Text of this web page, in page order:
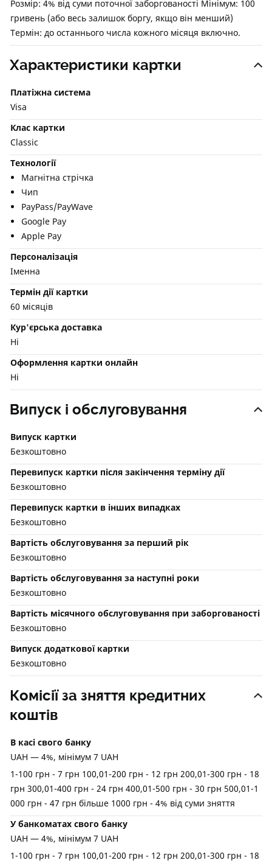
Розмір: 4% від суми поточної заборгованості Мінімум: 100
гривень (або весь залишок боргу, якщо він менший)
Термін: до останнього числа кожного місяця включно.
Характеристики картки
Платіжна система
Visa
Клас картки
Classic
Технології
Магнітна стрічка
Чип
PayPass/PayWave
Google Pay
Apple Pay
Персоналізація
Іменна
Термін дії картки
60 місяців
Кур'єрська доставка
Ні
Оформлення картки онлайн
Ні
Випуск і обслуговування
Випуск картки
Безкоштовно
Перевипуск картки після закінчення терміну дії
Безкоштовно
Перевипуск картки в інших випадках
Безкоштовно
Вартість обслуговування за перший рік
Безкоштовно
Вартість обслуговування за наступні роки
Безкоштовно
Вартість місячного обслуговування при заборгованості
Безкоштовно
Випуск додаткової картки
Безкоштовно
Комісії за зняття кредитних
коштів
В касі свого банку
UAH — 4%, мінімум 7 UAH
1-100 грн - 7 грн 100,01-200 грн - 12 грн 200,01-300 грн - 18
грн 300,01-400 грн - 24 грн 400,01-500 грн - 30 грн 500,01-1
000 грн - 47 грн більше 1000 грн - 4% від суми зняття
У банкоматах свого банку
UAH — 4%, мінімум 7 UAH
1-100 грн - 7 грн 100,01-200 грн - 12 грн 200,01-300 грн - 18